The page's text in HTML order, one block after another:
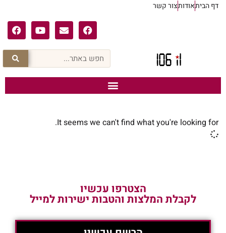
דף הביתאודותצור קשר
It seems we can't find what you're looking for.
הצטרפו עכשיו
לקבלת המלצות והטבות ישירות למייל